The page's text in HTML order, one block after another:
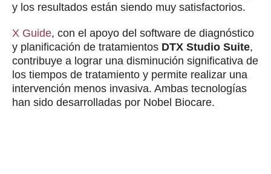
y los resultados están siendo muy satisfactorios.
X Guide, con el apoyo del software de diagnóstico
y planificación de tratamientos DTX Studio Suite,
contribuye a lograr una disminución significativa de
los tiempos de tratamiento y permite realizar una
intervención menos invasiva. Ambas tecnologías
han sido desarrolladas por Nobel Biocare.